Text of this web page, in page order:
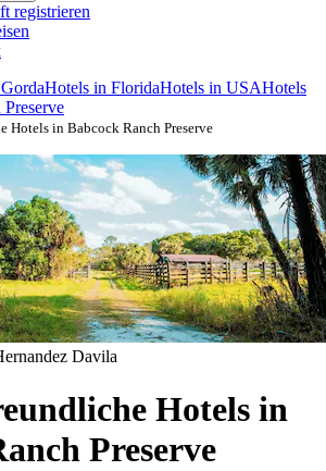
registrieren
Hotels in FloridaHotels in USAHotels
Hotels in Babcock Ranch Preserve
Davila
Hotels in
Preserve